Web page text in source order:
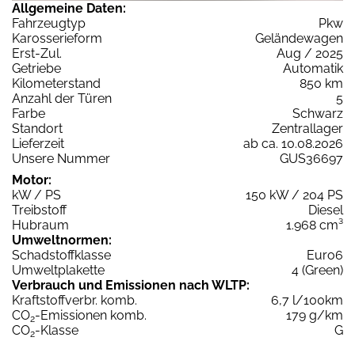
Allgemeine Daten:
Fahrzeugtyp
Pkw
Karosserieform
Geländewagen
Erst-Zul.
Aug / 2025
Getriebe
Automatik
Kilometerstand
850 km
Anzahl der Türen
5
Farbe
Schwarz
Standort
Zentrallager
Lieferzeit
ab ca. 10.08.2026
Unsere Nummer
GUS36697
Motor:
kW / PS
150 kW / 204 PS
Treibstoff
Diesel
Hubraum
1.968 cm³
Umweltnormen:
Schadstoffklasse
Euro6
Umweltplakette
4 (Green)
Verbrauch und Emissionen nach WLTP:
Kraftstoffverbr. komb.
6,7 l/100km
CO2-Emissionen komb.
179 g/km
CO2-Klasse
G